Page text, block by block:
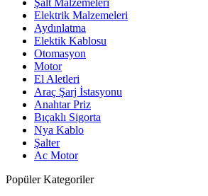
Elektrik Malzemeleri
Aydınlatma
Elektik Kablosu
Otomasyon
Motor
El Aletleri
Araç Şarj İstasyonu
Anahtar Priz
Bıçaklı Sigorta
Nya Kablo
Şalter
Ac Motor
Popüler Kategoriler